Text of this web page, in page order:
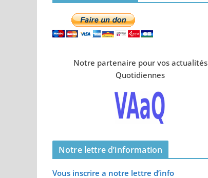
Notre partenaire pour vos actualités
Quotidiennes
Notre lettre d’information
Vous inscrire a notre lettre d’info